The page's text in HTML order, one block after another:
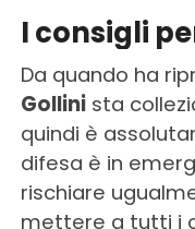
I consigli
Da quando ha
Gollinista
quindi è
difesa è in
rischiare
mettere a tutti i